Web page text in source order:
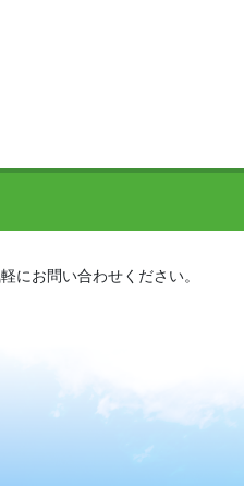
にお問い合わせください。